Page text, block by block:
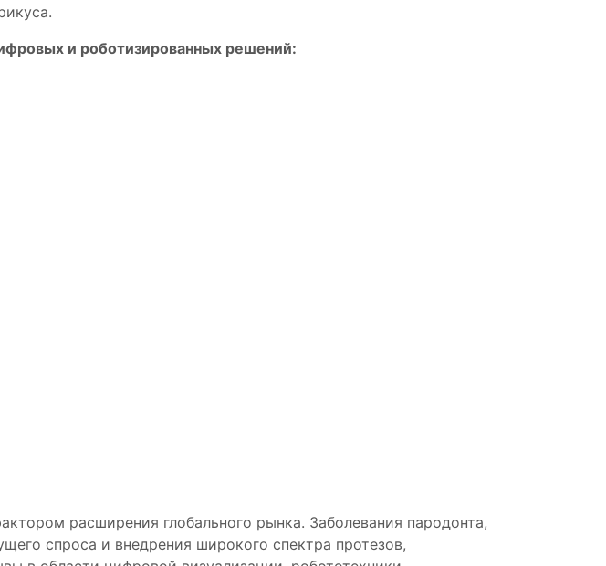
и роботизированных решений:
расширения глобального рынка. Заболевания пародонта,
спроса и внедрения широкого спектра протезов,